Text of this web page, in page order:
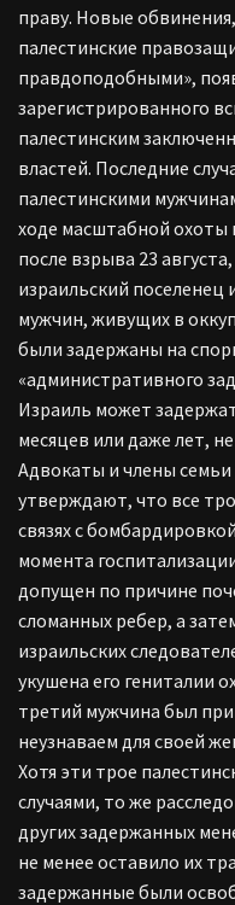
праву. Новые
палестинские
правдоподобными»,
зарегистрированного
палестинским
властей. Последние
палестинскими
ходе масштабной охоты
после взрыва 23
израильский
мужчин, живущих в
были задержаны на
«административного
Израиль может
месяцев или даже лет,
Адвокаты и члены
утверждают, что все
связях с
момента
допущен по причине
сломанных ребер, а
израильских
укушена его гениталии
третий мужчина был
неузнаваем для своей
Хотя эти трое
случаями, то же
других задержанных
не менее оставило их
задержанные были